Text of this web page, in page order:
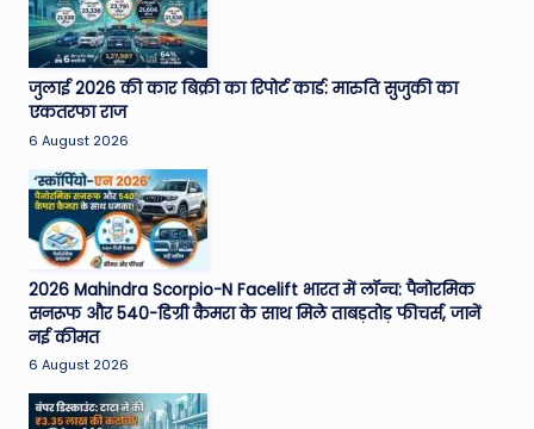
जुलाई 2026 की कार बिक्री का रिपोर्ट कार्ड: मारुति सुजुकी का
एकतरफा राज
6 August 2026
2026 Mahindra Scorpio-N Facelift भारत में लॉन्च: पैनोरमिक
सनरूफ और 540-डिग्री कैमरा के साथ मिले ताबड़तोड़ फीचर्स, जानें
नई कीमत
6 August 2026